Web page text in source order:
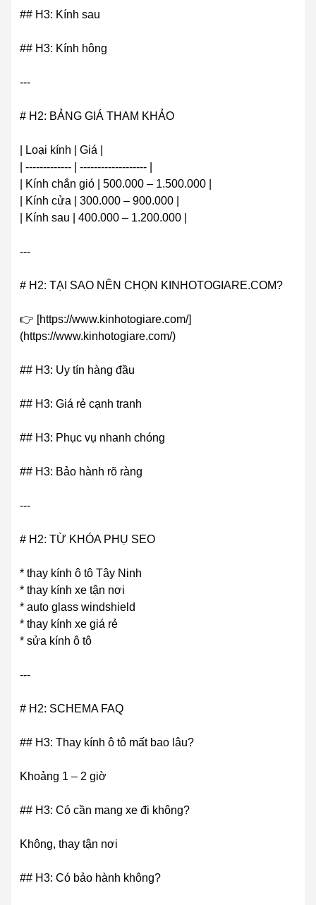
## H3: Kính sau
## H3: Kính hông
---
# H2: BẢNG GIÁ THAM KHẢO
| Loại kính | Giá |
| ------------- | ------------------- |
| Kính chắn gió | 500.000 – 1.500.000 |
| Kính cửa | 300.000 – 900.000 |
| Kính sau | 400.000 – 1.200.000 |
---
# H2: TẠI SAO NÊN CHỌN KINHOTOGIARE.COM?
👉 [https://www.kinhotogiare.com/]
(https://www.kinhotogiare.com/)
## H3: Uy tín hàng đầu
## H3: Giá rẻ cạnh tranh
## H3: Phục vụ nhanh chóng
## H3: Bảo hành rõ ràng
---
# H2: TỪ KHÓA PHỤ SEO
* thay kính ô tô Tây Ninh
* thay kính xe tận nơi
* auto glass windshield
* thay kính xe giá rẻ
* sửa kính ô tô
---
# H2: SCHEMA FAQ
## H3: Thay kính ô tô mất bao lâu?
Khoảng 1 – 2 giờ
## H3: Có cần mang xe đi không?
Không, thay tận nơi
## H3: Có bảo hành không?